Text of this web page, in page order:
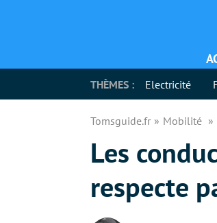
THÈMES : Electricité
Tomsguide.fr Mobilité
Les
respecte